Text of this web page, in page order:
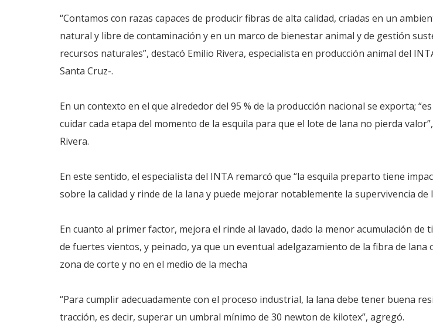
“Contamos con razas capaces de producir fibras de alta calidad, criadas en un
natural y libre de contaminación y en un marco de bienestar animal y de gestión
recursos naturales”, destacó Emilio Rivera, especialista en producción animal del
Santa Cruz-.
En un contexto en el que alrededor del 95 % de la producción nacional se exporta;
cuidar cada etapa del momento de la esquila para que el lote de lana no pierda
Rivera.
En este sentido, el especialista del INTA remarcó que “la esquila preparto tiene
sobre la calidad y rinde de la lana y puede mejorar notablemente la supervivencia de
En cuanto al primer factor, mejora el rinde al lavado, dado la menor acumulación de
de fuertes vientos, y peinado, ya que un eventual adelgazamiento de la fibra de lana
zona de corte y no en el medio de la mecha
“Para cumplir adecuadamente con el proceso industrial, la lana debe tener buena
tracción, es decir, superar un umbral mínimo de 30 newton de kilotex”, agregó.